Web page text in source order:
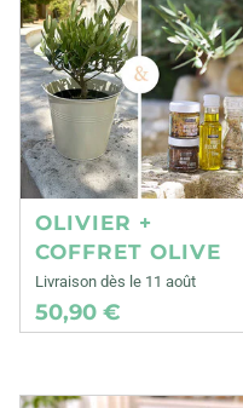
OLIVIER +
COFFRET OLIVE
Livraison dès le 11 août
50,90 €